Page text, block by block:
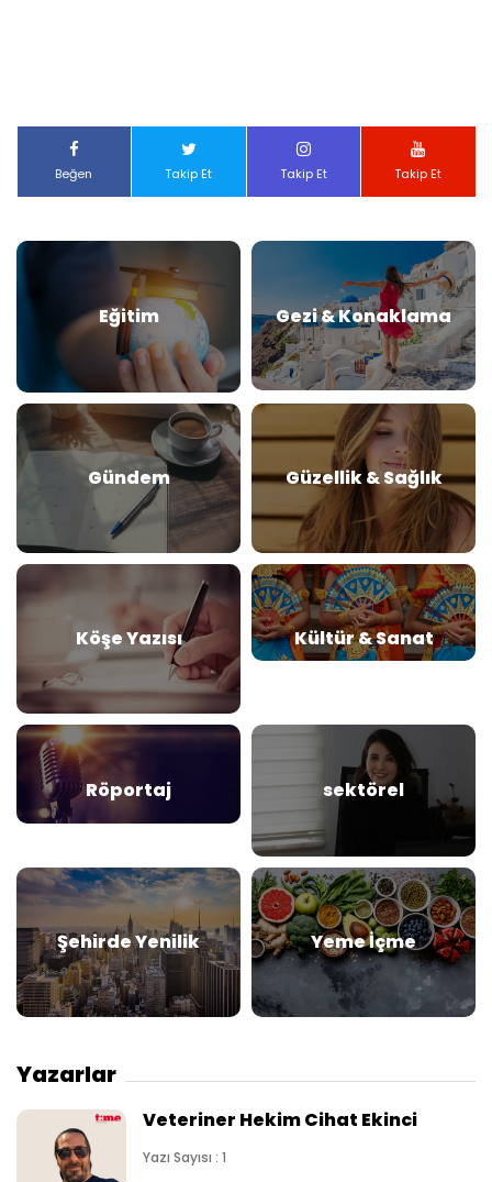
Beğen Takip Et Takip Et Takip Et
Eğitim Gezi & Konaklama
Gündem Güzellik & Sağlık
Köşe Yazısı Kültür & Sanat
Röportaj sektörel
Şehirde Yenilik Yeme İçme
Yazarlar
Veteriner Hekim Cihat Ekinci
Yazı Sayısı : 1